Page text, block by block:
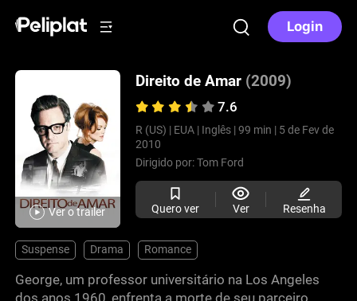
Login
Ver o trailer
Direito de Amar (2009)
7.6
R (US) | EUA | Inglês | 99 min | 5 de Fev de
2010
Dirigido por:Tom Ford
Quero ver Ver Resenha
Suspense Drama Romance
George, um professor universitário na Los Angeles